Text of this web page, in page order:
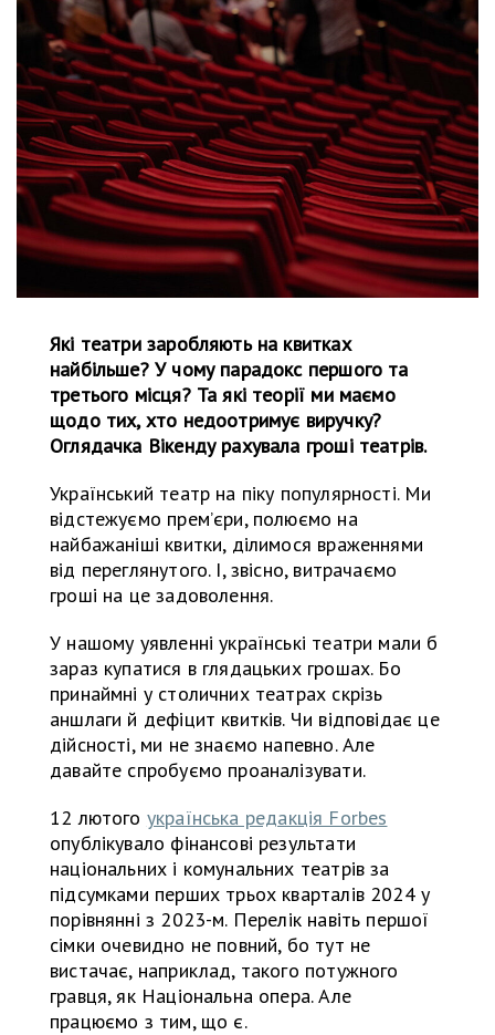
Які театри заробляють на квитках
найбільше? У чому парадокс першого та
третього місця? Та які теорії ми маємо
щодо тих, хто недоотримує виручку?
Оглядачка Вікенду рахувала гроші театрів.
Український театр на піку популярності. Ми
відстежуємо прем’єри, полюємо на
найбажаніші квитки, ділимося враженнями
від переглянутого. І, звісно, витрачаємо
гроші на це задоволення.
У нашому уявленні українські театри мали б
зараз купатися в глядацьких грошах. Бо
принаймні у столичних театрах скрізь
аншлаги й дефіцит квитків. Чи відповідає це
дійсності, ми не знаємо напевно. Але
давайте спробуємо проаналізувати.
12 лютого українська редакція Forbes
опублікувало фінансові результати
національних і комунальних театрів за
підсумками перших трьох кварталів 2024 у
порівнянні з 2023-м. Перелік навіть першої
сімки очевидно не повний, бо тут не
вистачає, наприклад, такого потужного
гравця, як Національна опера. Але
працюємо з тим, що є.